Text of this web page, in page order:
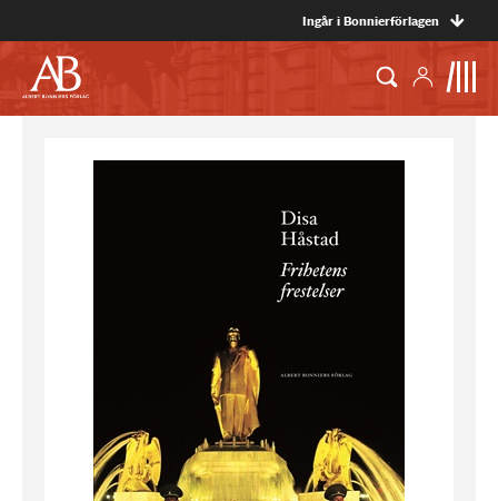
Ingår i Bonnierförlagen